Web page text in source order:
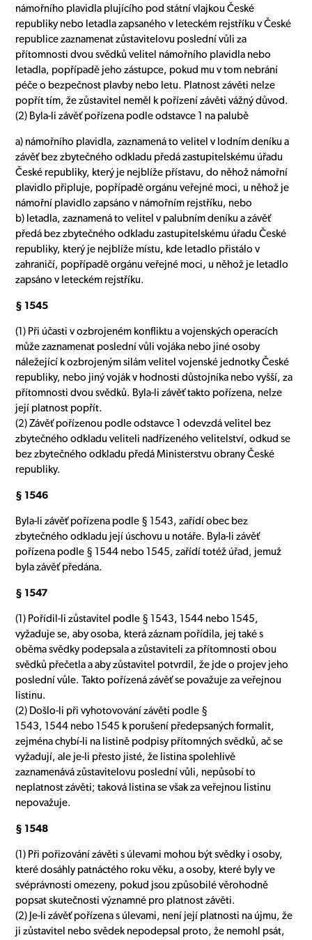
námořního plavidla plujícího pod státní vlajkou České
republiky nebo letadla zapsaného v leteckém rejstříku v České
republice zaznamenat zůstavitelovu poslední vůli za
přítomnosti dvou svědků velitel námořního plavidla nebo
letadla, popřípadě jeho zástupce, pokud mu v tom nebrání
péče o bezpečnost plavby nebo letu. Platnost závěti nelze
popřít tím, že zůstavitel neměl k pořízení závěti vážný důvod.
(2) Byla-li závěť pořízena podle odstavce 1 na palubě
a) námořního plavidla, zaznamená to velitel v lodním deníku a
závěť bez zbytečného odkladu předá zastupitelskému úřadu
České republiky, který je nejblíže přístavu, do něhož námořní
plavidlo připluje, popřípadě orgánu veřejné moci, u něhož je
námořní plavidlo zapsáno v námořním rejstříku, nebo
b) letadla, zaznamená to velitel v palubním deníku a závěť
předá bez zbytečného odkladu zastupitelskému úřadu České
republiky, který je nejblíže místu, kde letadlo přistálo v
zahraničí, popřípadě orgánu veřejné moci, u něhož je letadlo
zapsáno v leteckém rejstříku.
§ 1545
(1) Při účasti v ozbrojeném konfliktu a vojenských operacích
může zaznamenat poslední vůli vojáka nebo jiné osoby
náležející k ozbrojeným silám velitel vojenské jednotky České
republiky, nebo jiný voják v hodnosti důstojníka nebo vyšší, za
přítomnosti dvou svědků. Byla-li závěť takto pořízena, nelze
její platnost popřít.
(2) Závěť pořízenou podle odstavce 1 odevzdá velitel bez
zbytečného odkladu veliteli nadřízeného velitelství, odkud se
bez zbytečného odkladu předá Ministerstvu obrany České
republiky.
§ 1546
Byla-li závěť pořízena podle § 1543, zařídí obec bez
zbytečného odkladu její úschovu u notáře. Byla-li závěť
pořízena podle § 1544 nebo 1545, zařídí totéž úřad, jemuž
byla závěť předána.
§ 1547
(1) Pořídil-li zůstavitel podle § 1543, 1544 nebo 1545,
vyžaduje se, aby osoba, která záznam pořídila, jej také s
oběma svědky podepsala a zůstaviteli za přítomnosti obou
svědků přečetla a aby zůstavitel potvrdil, že jde o projev jeho
poslední vůle. Takto pořízená závěť se považuje za veřejnou
listinu.
(2) Došlo-li při vyhotovování závěti podle §
1543, 1544 nebo 1545 k porušení předepsaných formalit,
zejména chybí-li na listině podpisy přítomných svědků, ač se
vyžadují, ale je-li přesto jisté, že listina spolehlivě
zaznamenává zůstavitelovu poslední vůli, nepůsobí to
neplatnost závěti; taková listina se však za veřejnou listinu
nepovažuje.
§ 1548
(1) Při pořizování závěti s úlevami mohou být svědky i osoby,
které dosáhly patnáctého roku věku, a osoby, které byly ve
svéprávnosti omezeny, pokud jsou způsobilé věrohodně
popsat skutečnosti významné pro platnost závěti.
(2) Je-li závěť pořízena s úlevami, není její platnosti na újmu, že
ji zůstavitel nebo svědek nepodepsal proto, že nemohl psát,